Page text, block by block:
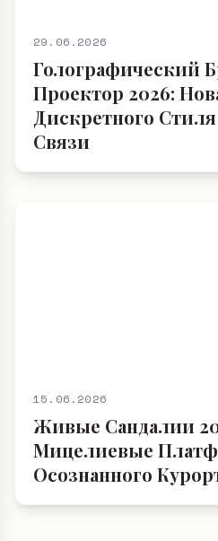
29.06.2026
Голографический
Проектор 2026:
Дискретного
Связи
15.06.2026
Живые Сандалии
Мицелиевые
Осознанного